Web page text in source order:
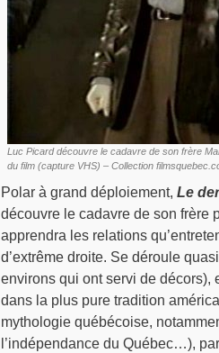
Luc Picard découvre le cadavre de son frère
du film (capture VHS) – Collection
Polar à grand déploiement, Le
découvre le cadavre de son frère
apprendra les relations
d’extrême droite. Se déroule
environs qui ont servi de décors),
dans la plus pure tradition
mythologie québécoise,
l’indépendance du Québec…),